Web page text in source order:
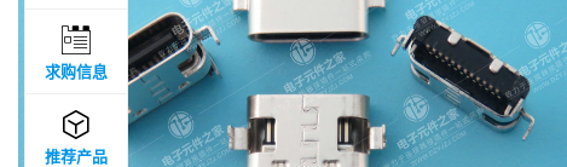

求购信息

推荐产品